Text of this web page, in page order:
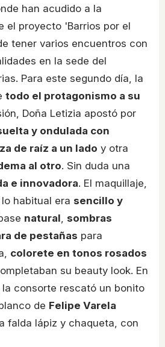
han acudido a la
el proyecto 'Barrios por el
tener varios encuentros con
en la sede del
Para este segundo día, la
todo el protagonismo a su
Doña Letizia apostó por
y ondulada con
de raíz a un lado y otra
al otro. Sin duda una
e innovadora. El maquillaje,
habitual era sencillo y
natural, sombras
de pestañas para
colorete en tonos rosados
su beauty look. En
consorte rescató un bonito
de Felipe Varela
falda lápiz y chaqueta, con